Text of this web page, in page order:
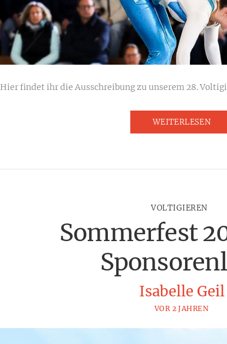
Hier findet ihr die Ausschreibung zu unserem 28.
WEITERLESEN
VOLTIGIEREN
Sommerfest
Isabelle Geil
VOR 2 JAHREN